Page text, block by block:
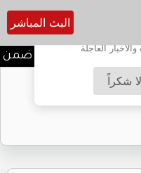
العاجلة
لا شكراً
البث المباشر
التراث الأردني ضمن
الغاز إلى فرص عمل